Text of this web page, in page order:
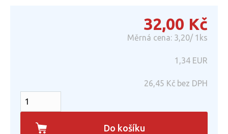
32,00 Kč
Měrná cena: 3,20/ 1ks
1,34 EUR
26,45 Kč bez DPH
Do košíku